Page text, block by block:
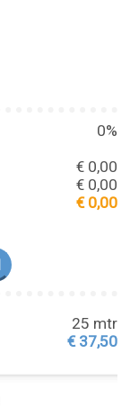
0%
€ 0,00
€ 0,00
€ 0,00
25 mtr
€ 37,50